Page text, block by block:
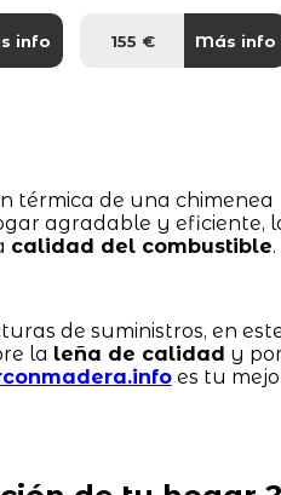
info 155 € Más info
térmica de una chimenea
agradable y eficiente,
calidad del combustible.
de suministros, en
la leña de calidad y por
es tu